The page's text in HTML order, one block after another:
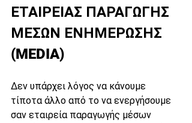
ΕΤΑΙΡΕΙΑΣ ΠΑΡΑΓΩΓΗΣ
ΜΕΣΩΝ ΕΝΗΜΕΡΩΣΗΣ
(MEDIA)
Δεν υπάρχει λόγος να κάνουμε
τίποτα άλλο από το να ενεργήσουμε
σαν εταιρεία παραγωγής μέσων